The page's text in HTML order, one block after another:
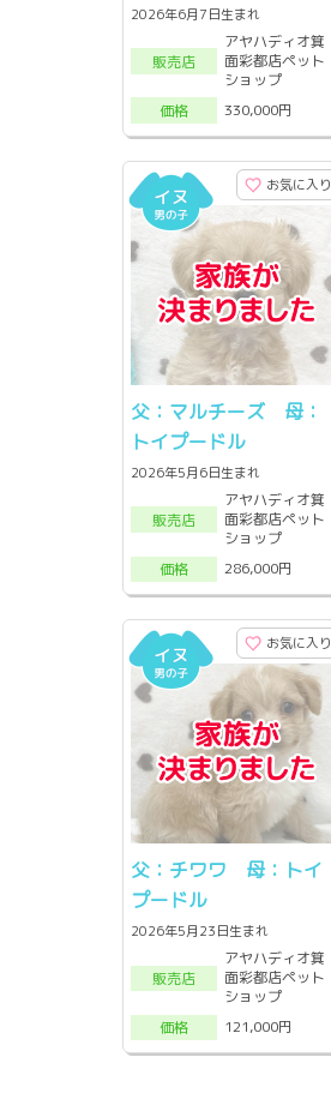
2026年6月7日生まれ
販売店
アヤハディオ箕
面彩都店ペット
ショップ
価格
330,000円
お気に入り
父：マルチーズ 母：
トイプードル
2026年5月6日生まれ
販売店
アヤハディオ箕
面彩都店ペット
ショップ
価格
286,000円
お気に入り
父：チワワ 母：トイ
プードル
2026年5月23日生まれ
販売店
アヤハディオ箕
面彩都店ペット
ショップ
価格
121,000円